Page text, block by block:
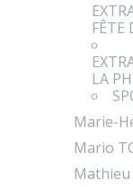
FÊTE
LA
Marie-
Mario
Mathieu